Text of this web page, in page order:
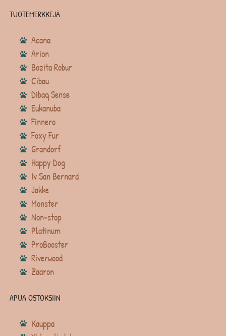
TUOTEMERKKEJÄ
Acana
Arion
Bozita Robur
Cibau
Dibaq Sense
Eukanuba
Finnero
Foxy Fur
Grandorf
Happy Dog
Iv San Bernard
Jakke
Monster
Non-stop
Platinum
ProBooster
Riverwood
Zaaron
APUA OSTOKSIIN
Kauppa